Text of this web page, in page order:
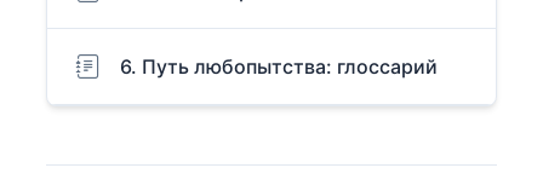
6. Путь любопытства: глоссарий